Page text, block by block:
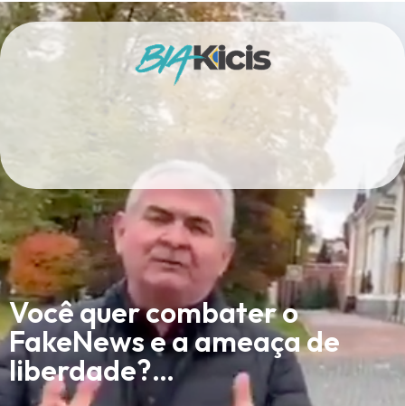
Você quer combater o
FakeNews e a ameaça de
liberdade?…